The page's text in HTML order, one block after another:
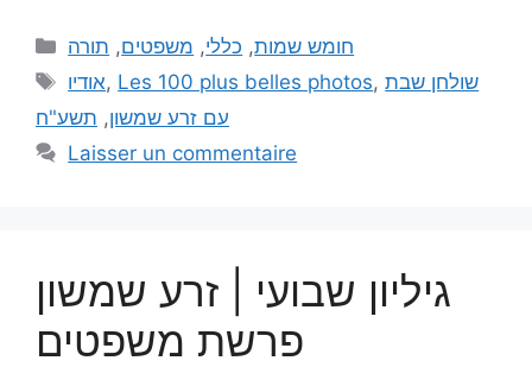
חומש שמות, כללי, משפטים, תורה
אודיו, Les 100 plus belles photos,שולחן שבת
עם זרע שמשון, תשע"ח
Laisser un commentaire
גיליון שבועי | זרע שמשון
פרשת משפטים